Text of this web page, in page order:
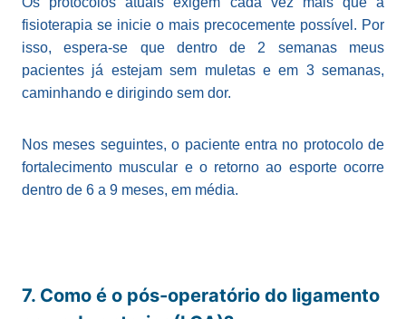
fisioterapia se inicie o mais precocemente possível. Por
isso, espera-se que dentro de 2 semanas meus
pacientes já estejam sem muletas e em 3 semanas,
caminhando e dirigindo sem dor.
Nos meses seguintes, o paciente entra no protocolo de
fortalecimento muscular e o retorno ao esporte ocorre
dentro de 6 a 9 meses, em média.
7. Como é o pós-operatório do ligamento